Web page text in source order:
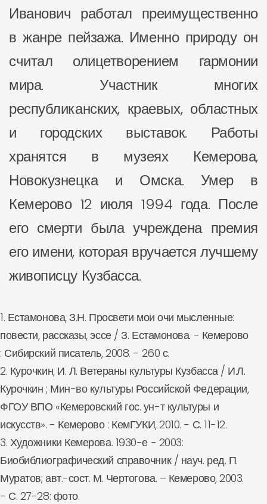
Иванович работал преимущественно
в жанре пейзажа. Именно природу он
считал олицетворением гармонии
мира. Участник многих
республиканских, краевых, областных
и городских выставок. Работы
хранятся в музеях Кемерова,
Новокузнецка и Омска. Умер в
Кемерово 12 июля 1994 года. После
его смерти была учреждена премия
его имени, которая вручается лучшему
живописцу Кузбасса.
1. Естамонова, З.Н. Просвети мои очи мысленные:
повести, рассказы, эссе / З. Естамонова. - Кемерово
: Сибирский писатель, 2008. - 260 с.
2. Курочкин, И. Л. Ветераны культуры Кузбасса / И.Л.
Курочкин ; Мин-во культуры Российской Федерации,
ФГОУ ВПО «Кемеровский гос. ун-т культуры и
искусств». - Кемерово : КемГУКИ, 2010. - С. 11-12.
3. Художники Кемерова. 1930-е - 2003:
Биобиблиографический справочник / науч. ред. П.
Муратов; авт.-сост. М. Чертогова. – Кемерово, 2003.
- С. 27-28: фото.